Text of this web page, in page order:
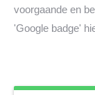
voorgaande en
'Google badge'